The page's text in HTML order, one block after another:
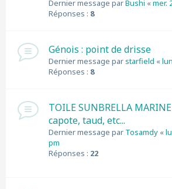
Dernier message parBushi «mer.
Réponses : 8
Génois : point de drisse
Dernier message parstarfield «
Réponses : 8
TOILE SUNBRELLA
capote, taud, etc...
Dernier message par Tosamdy «
pm
Réponses : 22